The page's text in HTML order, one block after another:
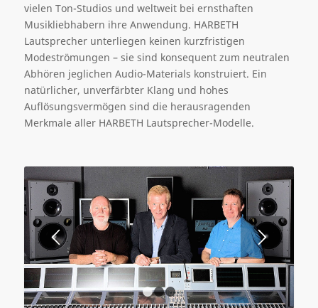
vielen Ton-Studios und weltweit bei ernsthaften
Musikliebhabern ihre Anwendung. HARBETH
Lautsprecher unterliegen keinen kurzfristigen
Modeströmungen – sie sind konsequent zum neutralen
Abhören jeglichen Audio-Materials konstruiert. Ein
natürlicher, unverfärbter Klang und hohes
Auflösungsvermögen sind die herausragenden
Merkmale aller HARBETH Lautsprecher-Modelle.
1 2 3